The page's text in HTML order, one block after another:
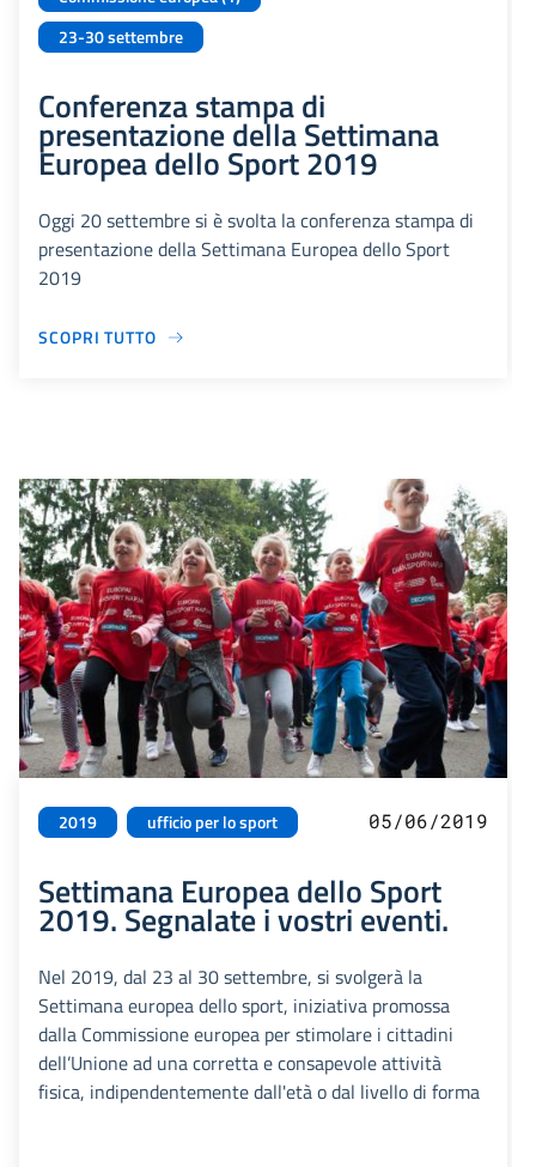
23-30 settembre
Conferenza stampa di
presentazione della Settimana
Europea dello Sport 2019
Oggi 20 settembre si è svolta la conferenza stampa di
presentazione della Settimana Europea dello Sport
2019
SCOPRI TUTTO
2019 ufficio per lo sport 05/06/2019
Settimana Europea dello Sport
2019. Segnalate i vostri eventi.
Nel 2019, dal 23 al 30 settembre, si svolgerà la
Settimana europea dello sport, iniziativa promossa
dalla Commissione europea per stimolare i cittadini
dell’Unione ad una corretta e consapevole attività
fisica, indipendentemente dall'età o dal livello di forma